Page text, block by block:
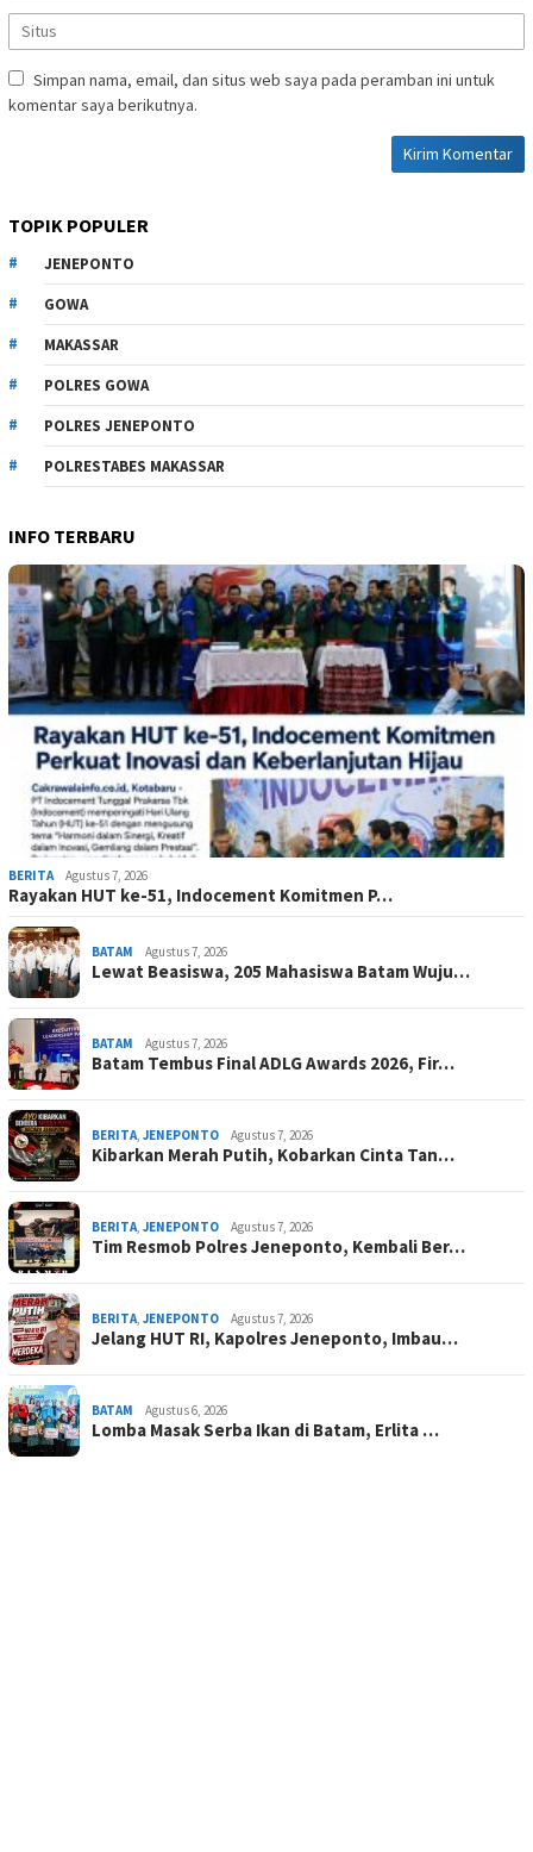
Simpan nama, email, dan situs web saya pada peramban ini untuk
komentar saya berikutnya.
TOPIK POPULER
JENEPONTO
GOWA
MAKASSAR
POLRES GOWA
POLRES JENEPONTO
POLRESTABES MAKASSAR
INFO TERBARU
BERITA Agustus 7, 2026
Rayakan HUT ke-51, Indocement Komitmen P…
BATAM Agustus 7, 2026
Lewat Beasiswa, 205 Mahasiswa Batam Wuju…
BATAM Agustus 7, 2026
Batam Tembus Final ADLG Awards 2026, Fir…
BERITA JENEPONTO Agustus 7, 2026
Kibarkan Merah Putih, Kobarkan Cinta Tan…
BERITA JENEPONTO Agustus 7, 2026
Tim Resmob Polres Jeneponto, Kembali Ber…
BERITA JENEPONTO Agustus 7, 2026
Jelang HUT RI, Kapolres Jeneponto, Imbau…
BATAM Agustus 6, 2026
Lomba Masak Serba Ikan di Batam, Erlita …